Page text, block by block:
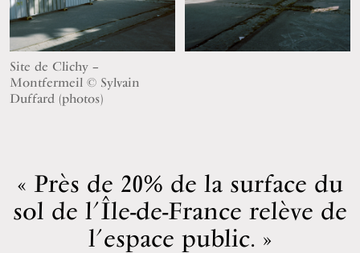
Site de Clichy –
Montfermeil © Sylvain
Duffard (photos)
Près de 20% de la surface du
sol de l’Île-de-France relève de
l’espace public.